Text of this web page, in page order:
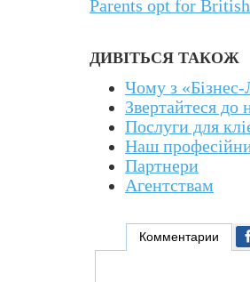
Parents opt for
ДИВІТЬСЯ ТАКОЖ
Чому з
Звертайтеся до
Послуги для
Наш
Партнери
Агентствам
Комментарии